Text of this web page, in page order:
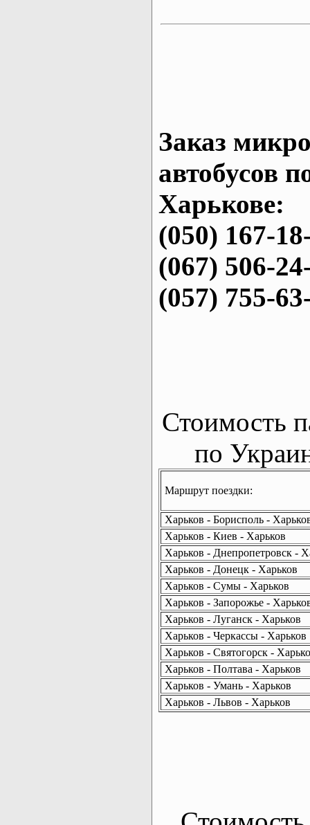
Заказ
автобусов
Харькове:
(050) 167-
(067) 506-
(057) 755-
Стоимость
по
Маршрут поездки:
Харьков - Борисполь -
Харьков - Киев - Харьков
Харьков - Днепропетровск -
Харьков - Донецк - Харьков
Харьков - Сумы - Харьков
Харьков - Запорожье -
Харьков - Луганск - Харьков
Харьков - Черкассы - Харьков
Харьков - Святогорск -
Харьков - Полтава - Харьков
Харьков - Умань - Харьков
Харьков - Львов - Харьков